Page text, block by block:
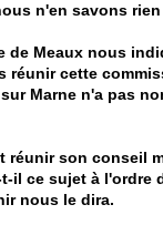
n'en savons rien
de Meaux nous
réunir cette
Marne n'a pas
réunir son conseil
t-il ce sujet à l'ordre
nous le dira.